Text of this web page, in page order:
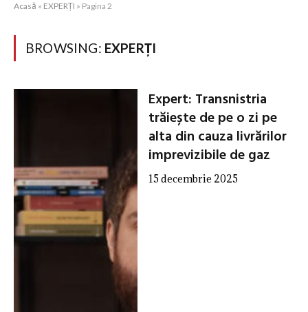
Acasă » EXPERȚI » Pagina 2
BROWSING: EXPERȚI
Expert: Transnistria
trăiește de pe o zi pe
alta din cauza livrărilor
imprevizibile de gaz
15 decembrie 2025